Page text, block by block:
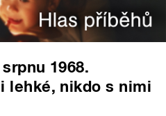
1968.
lehké, nikdo s nimi